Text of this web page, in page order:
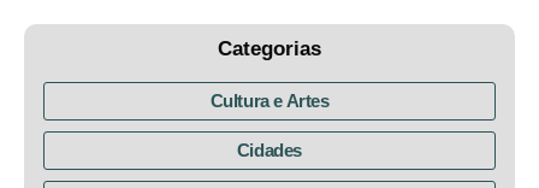
Categorias
Cultura e Artes
Cidades